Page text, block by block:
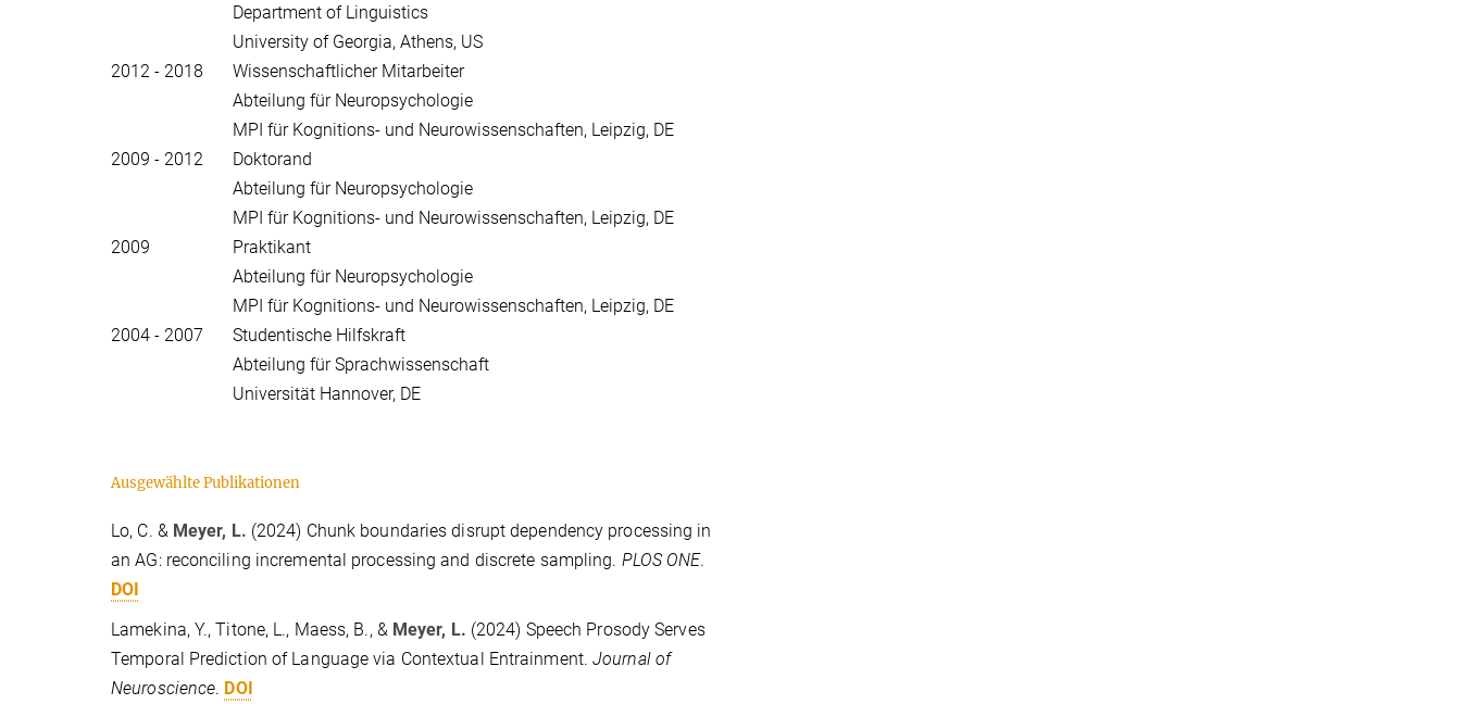
Department of Linguistics
University of Georgia, Athens, US
2012 - 2018
Wissenschaftlicher Mitarbeiter
Abteilung für Neuropsychologie
MPI für Kognitions- und Neurowissenschaften, Leipzig, DE
2009 - 2012
Doktorand
Abteilung für Neuropsychologie
MPI für Kognitions- und Neurowissenschaften, Leipzig, DE
2009
Praktikant
Abteilung für Neuropsychologie
MPI für Kognitions- und Neurowissenschaften, Leipzig, DE
2004 - 2007
Studentische Hilfskraft
Abteilung für Sprachwissenschaft
Universität Hannover, DE
Ausgewählte Publikationen
Lo, C. & Meyer, L. (2024) Chunk boundaries disrupt dependency processing in
an AG: reconciling incremental processing and discrete sampling. PLOS ONE.
DOI
Lamekina, Y., Titone, L., Maess, B., & Meyer, L. (2024) Speech Prosody Serves
Temporal Prediction of Language via Contextual Entrainment.Journal of
Neuroscience. DOI